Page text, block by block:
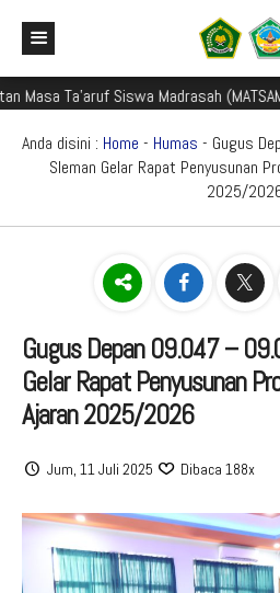
Beranda
Profil Madrasah
Sejarah dan Perkembangan
Identitas Madrasah
Visi Misi Madrasah
Guru dan Tenaga Kependidikan
Sarana Prasarana
Mata Pelajaran
Jadwal Pembelajaran TP. 2024/2025
Media Pembelajaran
Galeri
Galeri Berita
Video
Aplikasi Madrasah
Rapor Digital Madrasah
Informasi PMBM
Peringkat PMBM
Perpustakaan Madyadesta
Pojok Literasi
Pojok Literasi
Zona Integritas
Maklumat Pelayanan
Download
Informasi Publik
Regulasi PPID
Ta'aruf Siswa Madrasah (MATSAMA)
Anda disini : Home - Humas - Gugus
Sleman Gelar Rapat Penyusunan
2025/
Gugus Depan 09.047 –
Gelar Rapat Penyusunan
Ajaran 2025/2026
Jum, 11 Juli 2025 Dibaca 188x